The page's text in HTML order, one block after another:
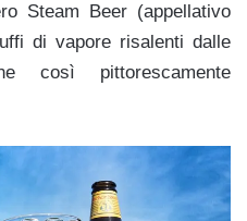
Steam Beer (appellativo
di vapore risalenti dalle
così pittorescamente